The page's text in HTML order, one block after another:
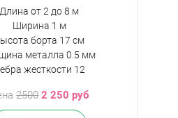
Длина от 2 до 8 м
Ширина 1 м
борта 17 см
металла 0.5 мм
жесткости 12
2500 2 250 руб